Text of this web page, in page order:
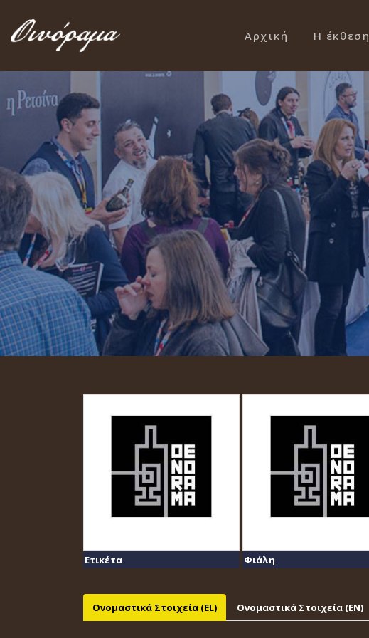
Αρχική Η έκθεση
Ετικέτα Φιάλη
Ονομαστικά Στοιχεία (EL) Ονομαστικά Στοιχεία (EΝ)